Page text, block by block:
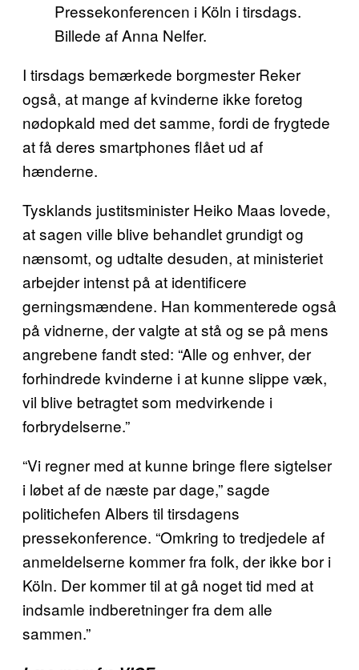
Pressekonferencen i Köln i tirsdags.
Billede af Anna Nelfer.
I tirsdags bemærkede borgmester Reker
også, at mange af kvinderne ikke foretog
nødopkald med det samme, fordi de frygtede
at få deres smartphones flået ud af
hænderne.
Tysklands justitsminister Heiko Maas lovede,
at sagen ville blive behandlet grundigt og
nænsomt, og udtalte desuden, at ministeriet
arbejder intenst på at identificere
gerningsmændene. Han kommenterede også
på vidnerne, der valgte at stå og se på mens
angrebene fandt sted: “Alle og enhver, der
forhindrede kvinderne i at kunne slippe væk,
vil blive betragtet som medvirkende i
forbrydelserne.”
“Vi regner med at kunne bringe flere sigtelser
i løbet af de næste par dage,” sagde
politichefen Albers til tirsdagens
pressekonference. “Omkring to tredjedele af
anmeldelserne kommer fra folk, der ikke bor i
Köln. Der kommer til at gå noget tid med at
indsamle indberetninger fra dem alle
sammen.”